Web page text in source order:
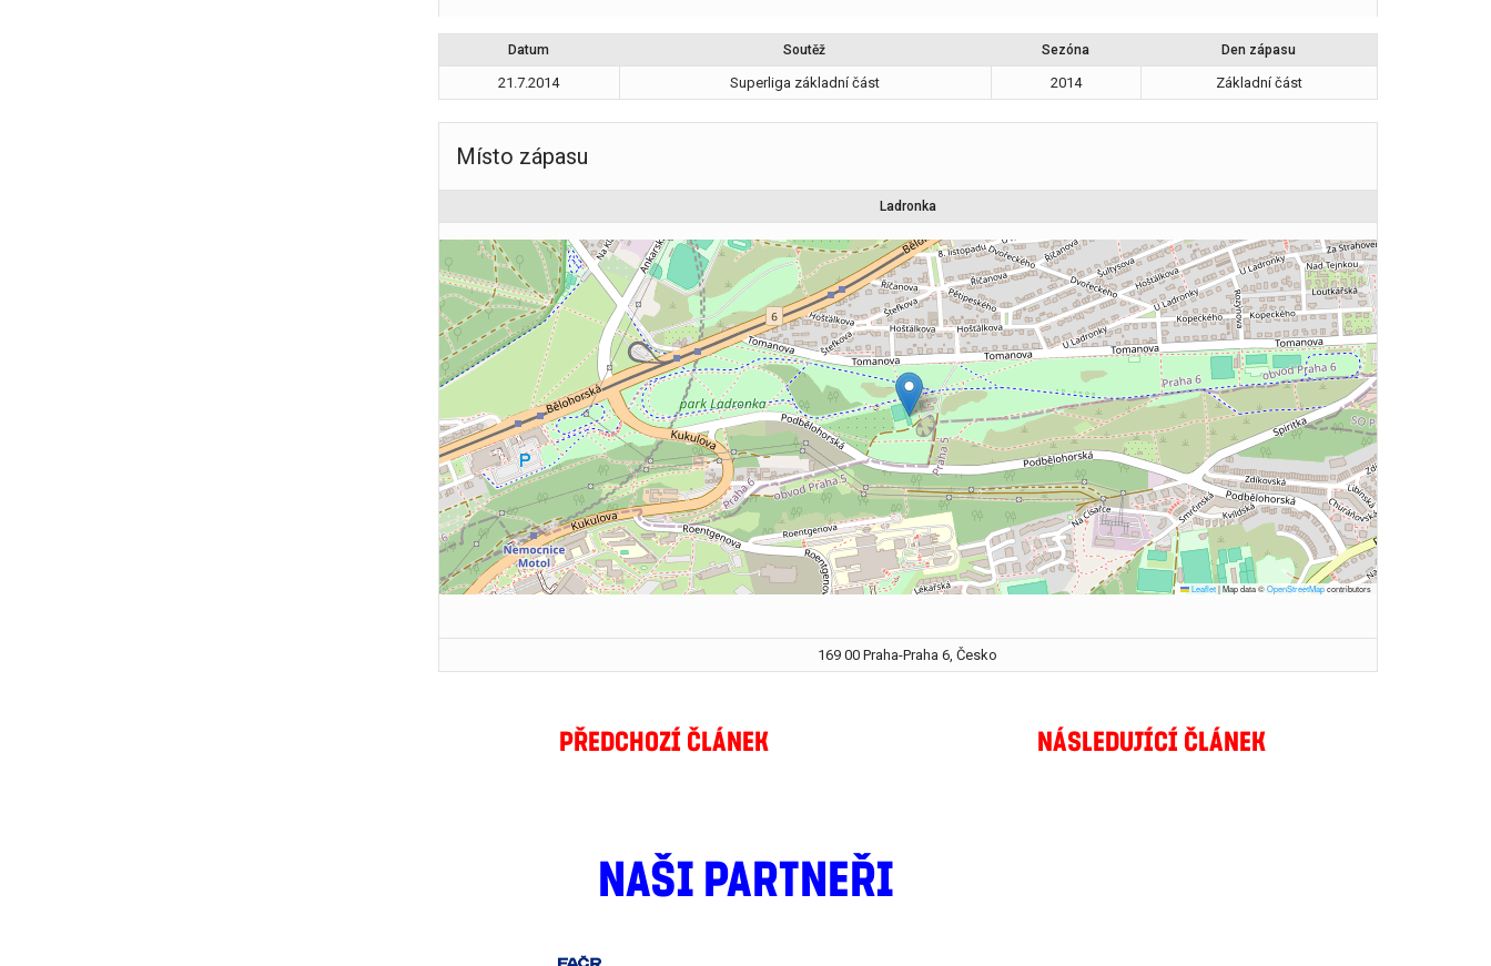
Datum Soutěž Sezóna Den zápasu
21.7.2014 Superliga základní část 2014 Základní část
Místo zápasu
Ladronka
Leaflet |Map data ©OpenStreetMapcontributors
169 00 Praha-Praha 6, Česko
PŘEDCHOZÍ ČLÁNEK NÁSLEDUJÍCÍ ČLÁNEK
NAŠI PARTNEŘI